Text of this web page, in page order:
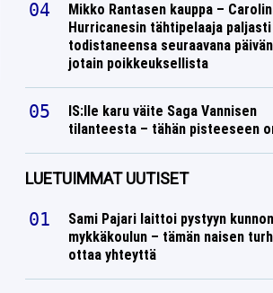
Mikko Rantasen kauppa –
Hurricanesin tähtipelaaja
todistaneensa seuraavana
jotain poikkeuksellista
IS:lle karu väite Saga Vannisen
tilanteesta – tähän pisteeseen
LUETUIMMAT UUTISET
Sami Pajari laittoi pystyyn kunnon
mykkäkoulun – tämän naisen
ottaa yhteyttä